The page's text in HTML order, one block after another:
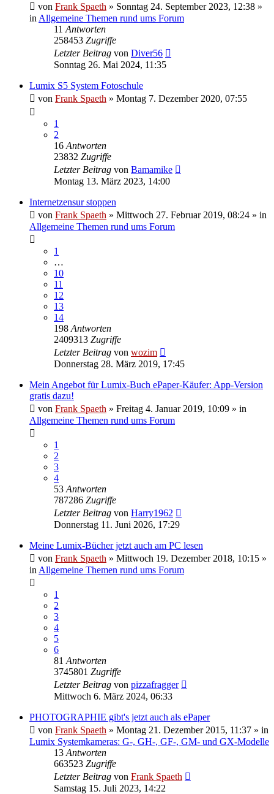
von Frank Spaeth » Sonntag 24. September 2023, 12:38 »
in Allgemeine Themen rund ums Forum
11 Antworten
258453 Zugriffe
Letzter Beitrag von Diver56
Sonntag 26. Mai 2024, 11:35
Lumix S5 System Fotoschule
von Frank Spaeth » Montag 7. Dezember 2020, 07:55
1
2
16 Antworten
23832 Zugriffe
Letzter Beitrag von Bamamike
Montag 13. März 2023, 14:00
Internetzensur stoppen
von Frank Spaeth » Mittwoch 27. Februar 2019, 08:24 » in
Allgemeine Themen rund ums Forum
1
…
10
11
12
13
14
198 Antworten
2409313 Zugriffe
Letzter Beitrag von wozim
Donnerstag 28. März 2019, 17:45
Mein Angebot für Lumix-Buch ePaper-Käufer: App-Version
gratis dazu!
von Frank Spaeth » Freitag 4. Januar 2019, 10:09 » in
Allgemeine Themen rund ums Forum
1
2
3
4
53 Antworten
787286 Zugriffe
Letzter Beitrag von Harry1962
Donnerstag 11. Juni 2026, 17:29
Meine Lumix-Bücher jetzt auch am PC lesen
von Frank Spaeth » Mittwoch 19. Dezember 2018, 10:15 »
in Allgemeine Themen rund ums Forum
1
2
3
4
5
6
81 Antworten
3745801 Zugriffe
Letzter Beitrag von pizzafragger
Mittwoch 6. März 2024, 06:33
PHOTOGRAPHIE gibt's jetzt auch als ePaper
von Frank Spaeth » Montag 21. Dezember 2015, 11:37 » in
Lumix Systemkameras: G-, GH-, GF-, GM- und GX-Modelle
13 Antworten
663523 Zugriffe
Letzter Beitrag von Frank Spaeth
Samstag 15. Juli 2023, 14:22